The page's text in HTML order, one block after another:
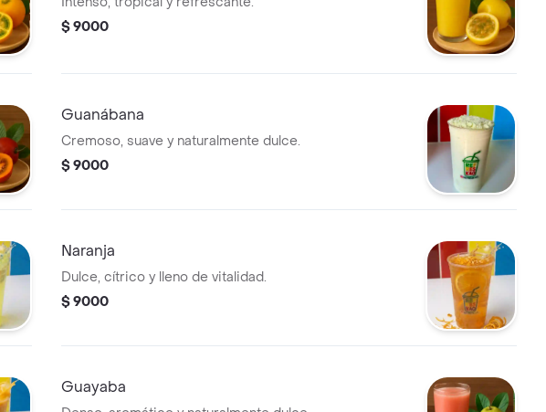
$ 9000
Guanábana
Cremoso, suave y naturalmente dulce.
$ 9000
Naranja
Dulce, cítrico y lleno de vitalidad.
$ 9000
Guayaba